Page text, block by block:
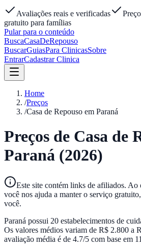
Avaliações reais e verificadas
gratuito para famílias
Pular para o conteúdo
BuscaCasaDeRepouso
BuscarGuiasPara ClinicasSobre
EntrarCadastrar Clinica
Home
/Preços
/Casa de Repouso em Paraná
Preços de Casa de
Paraná (2026)
Este site contém links de afiliados. Ao
você nos ajuda a manter o serviço
você.
Paraná possui 20 estabelecimentos de
Os valores médios variam de R$ 2.800 a
avaliação média é de 4.7/5 com base em